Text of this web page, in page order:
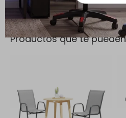
Productos que te